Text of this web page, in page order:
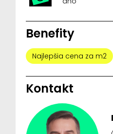
Benefity
Najlepšia cena za m2
Kontakt